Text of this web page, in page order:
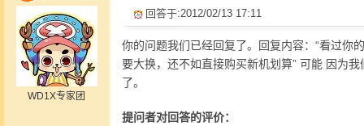
WD1X专家团
回答于:2012/02/13 17:11
你的问题我们已经回复了。回复内容：“看过你
要大换，还不如直接购买新机划算” 可能 因为
了。
提问者对回答的评价：